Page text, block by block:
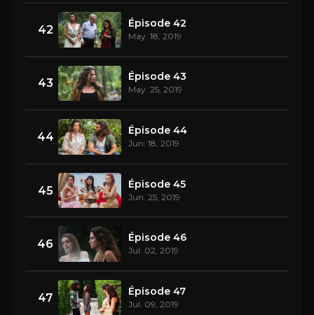
42 Épisode 42
May. 18, 2019
43 Épisode 43
May. 25, 2019
44 Épisode 44
Jun. 18, 2019
45 Épisode 45
Jun. 25, 2019
46 Épisode 46
Jul. 02, 2019
47 Épisode 47
Jul. 09, 2019